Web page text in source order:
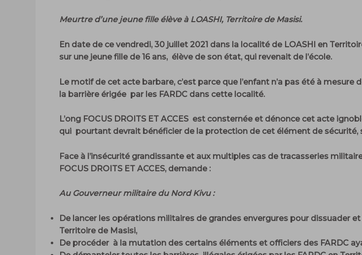
Meurtre d’une jeune fille élève à LOASHI, Territoire de Masisi.
En date de ce vendredi, 30 juillet 2021 dans la localité de LOASHI en
sur une jeune fille de 16 ans, élève de son état, qui revenait de l’école.
Le motif de cet acte barbare, c’est parce que l’enfant n’a pas été à
la barrière érigée par les FARDC dans cette localité.
L’ong FOCUS DROITS ET ACCES est consternée et dénonce cet acte
qui pourtant devrait bénéficier de la protection de cet élément de sécurité,
Face à l’insécurité grandissante et aux multiples cas de tracasseries
FOCUS DROITS ET ACCES, demande :
Au Gouverneur militaire du Nord Kivu :
De lancer les opérations militaires de grandes envergures pour dissuader
Territoire de Masisi,
De procéder à la mutation des certains éléments et officiers des FARDC